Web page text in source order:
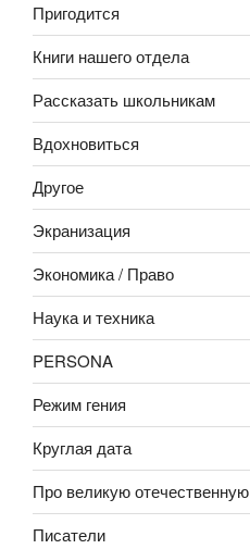
Пригодится
Книги нашего отдела
Рассказать школьникам
Вдохновиться
Другое
Экранизация
Экономика / Право
Наука и техника
PERSONA
Режим гения
Круглая дата
Про великую отечественную
Писатели